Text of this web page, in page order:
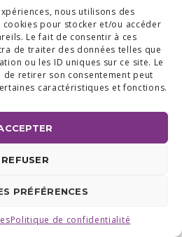
nous utilisons des
pour stocker et/ou accéder
Le fait de consentir à ces
de traiter des données telles que
ou les ID uniques sur ce site. Le
retirer son consentement peut
caractéristiques et fonctions.
REFUSER
PRÉFÉRENCES
Politique de confidentialité
RÉGION BRABANT WALLON :
24 A, 1420 BRAINE L'ALLEUD
43 32 | FAX +32 (0) 2 663 70 09
DE CONFIDENTIALITÉ
BYI-LOGICS